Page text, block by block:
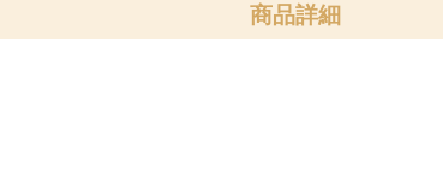
商品詳細